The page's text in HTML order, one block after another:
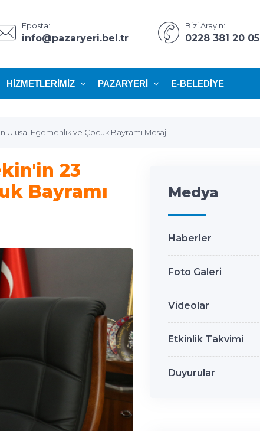
Eposta:
info@pazaryeri.bel.tr
Bizi Arayın:
0228 381 20 05
HIZMETLERIMIZ PAZARYERI E-BELEDIYE
Ulusal Egemenlik ve Çocuk Bayramı Mesajı
23
Bayramı
Medya
Haberler
Foto Galeri
Videolar
Etkinlik Takvimi
Duyurular